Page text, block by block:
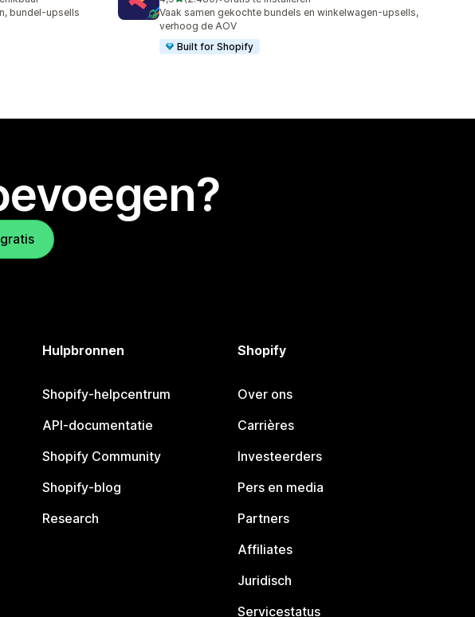
bundel-upsells
2480 recensies in totaal
Vaak samen gekochte bundels en winkelwagen-upsells,
verhoog de AOV
Built for Shopify
Hulpbronnen
Shopify-helpcentrum
API-documentatie
Shopify Community
Shopify-blog
Research
Shopify
Over ons
Carrières
Investeerders
Pers en media
Partners
Affiliates
Juridisch
Servicestatus